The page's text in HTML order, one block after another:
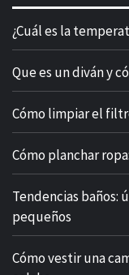
¿Cuál es la
Que es un diván y
Cómo limpiar el
Cómo planchar
Tendencias baños:
pequeños
Cómo vestir una